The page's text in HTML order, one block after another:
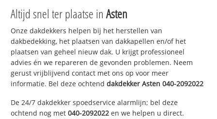
Altijd snel ter plaatse inAsten
Onze dakdekkers helpen bij het herstellen van
dakbedekking, het plaatsen van dakkapellen en/of het
plaatsen van geheel nieuw dak. U krijgt professioneel
advies én we repareren de gevonden problemen. Neem
gerust vrijblijvend contact met ons op voor meer
informatie. Bel deze ochtenddakdekkerAsten 040-2092022
De 24/7 dakdekker spoedservice alarmlijn; bel deze
ochtend nog met040-2092022 en we helpen u direct.